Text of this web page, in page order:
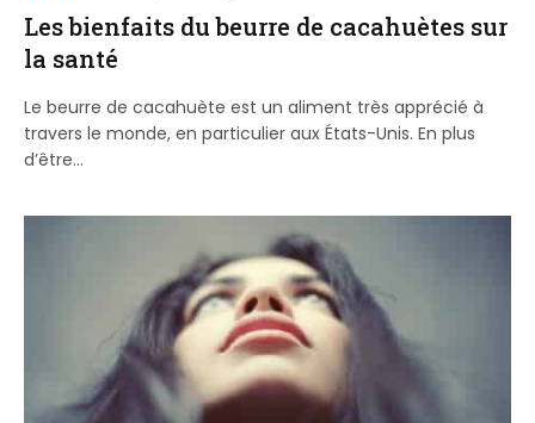
Les bienfaits du beurre de cacahuètes sur
la santé
Le beurre de cacahuète est un aliment très apprécié à
travers le monde, en particulier aux États-Unis. En plus
d’être…